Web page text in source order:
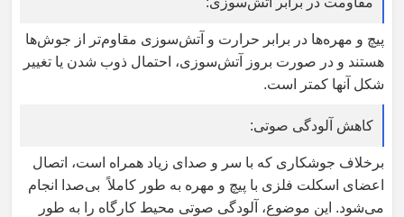
پیچ و مهره‌ها در برابر حرارت و آتش‌سوزی مقاوم‌تر از جوش‌ها
هستند و در صورت بروز آتش‌سوزی، احتمال ذوب شدن یا تغییر
شکل آنها کمتر است.
کاهش آلودگی صوتی:
برخلاف جوشکاری که با سر و صدای زیاد همراه است، اتصال
اعضای اسکلت فلزی با پیچ و مهره به طور کاملاً بی‌صدا انجام
می‌شود. این موضوع، آلودگی صوتی محیط کارگاه را به طور